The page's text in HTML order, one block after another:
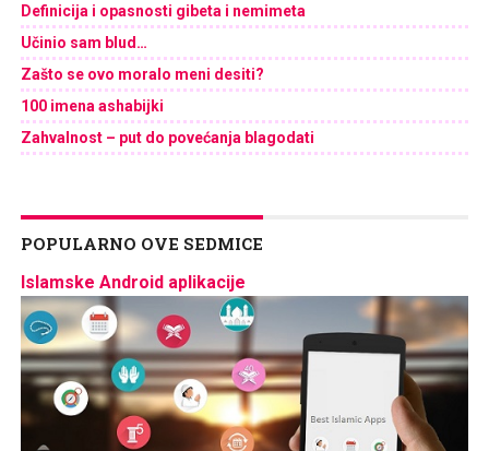
Definicija i opasnosti gibeta i nemimeta
Učinio sam blud…
Zašto se ovo moralo meni desiti?
100 imena ashabijki
Zahvalnost – put do povećanja blagodati
POPULARNO OVE SEDMICE
Islamske Android aplikacije